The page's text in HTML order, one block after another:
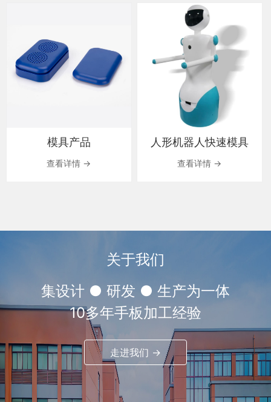
模具产品
查看详情 →
人形机器人快速模具
查看详情 →
关于我们
集设计 ● 研发 ● 生产为一体
10多年手板加工经验
走进我们 →